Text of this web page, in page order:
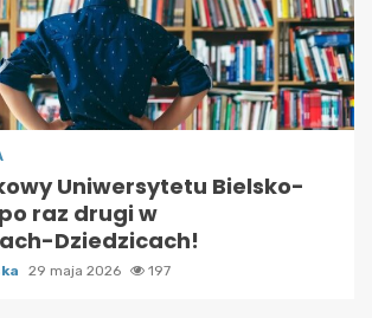
Uniwersytetu Bielsko-
raz drugi w
Dziedzicach!
29 maja 2026 197